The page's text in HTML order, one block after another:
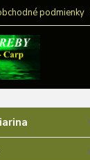
podmienky